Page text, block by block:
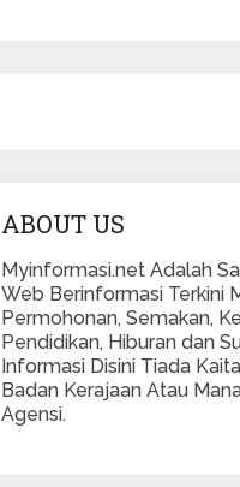
ABOUT US
Myinformasi.net Adalah
Web Berinformasi Terkini
Permohonan, Semakan,
Pendidikan, Hiburan dan
Informasi Disini Tiada
Badan Kerajaan Atau
Agensi.